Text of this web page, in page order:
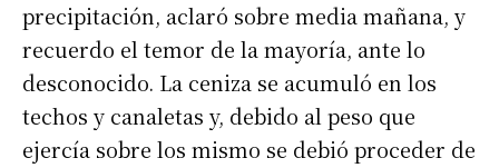
precipitación, aclaró sobre media mañana, y
recuerdo el temor de la mayoría, ante lo
desconocido. La ceniza se acumuló en los
techos y canaletas y, debido al peso que
ejercía sobre los mismo se debió proceder de